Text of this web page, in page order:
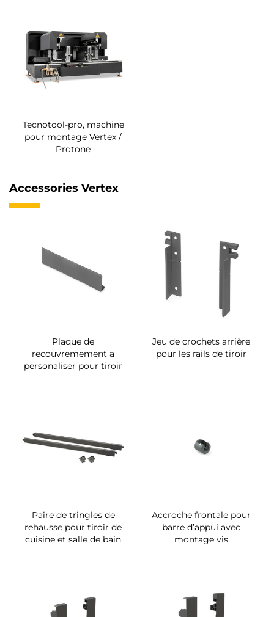
Tecnotool-pro, machine
pour montage Vertex /
Protone
Accessories Vertex
Plaque de
recouvremement a
personaliser pour tiroir
Jeu de crochets arrière
pour les rails de tiroir
Paire de tringles de
rehausse pour tiroir de
cuisine et salle de bain
Accroche frontale pour
barre d’appui avec
montage vis